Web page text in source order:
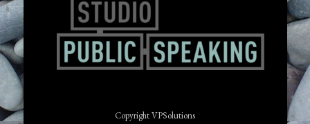
Copyright VPSolutions